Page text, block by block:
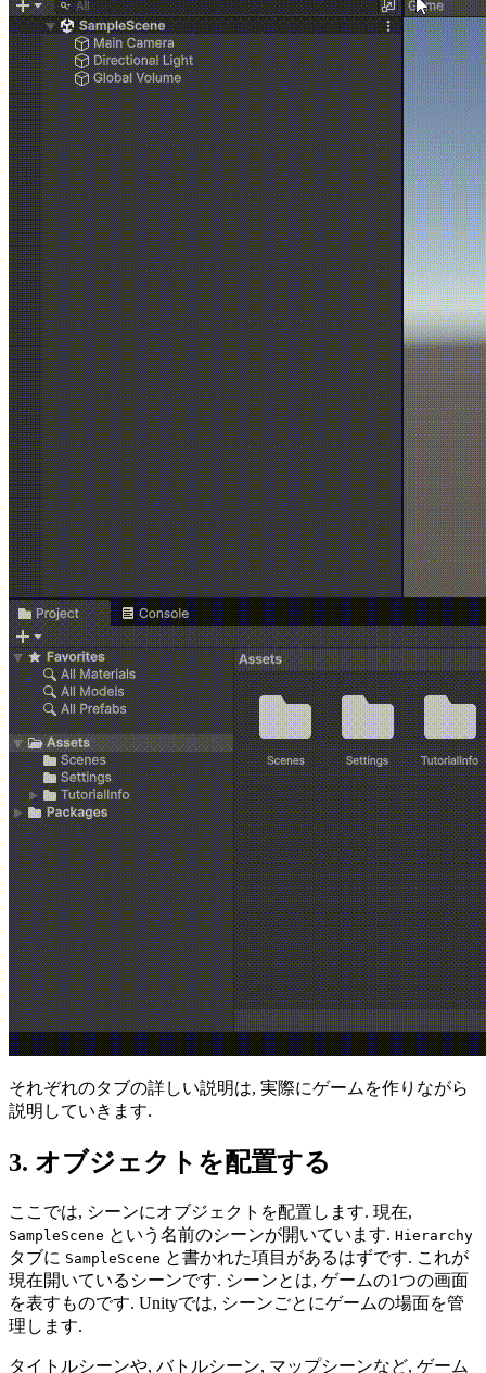
それぞれのタブの詳しい説明は, 実際にゲームを作りながら
説明していきます.
3. オブジェクトを配置する
ここでは, シーンにオブジェクトを配置します. 現在,
SampleScene という名前のシーンが開いています. Hierarchy
タブに SampleScene と書かれた項目があるはずです. これが
現在開いているシーンです. シーンとは, ゲームの1つの画面
を表すものです. Unityでは, シーンごとにゲームの場面を管
理します.
タイトルシーンや, バトルシーン, マップシーンなど, ゲーム